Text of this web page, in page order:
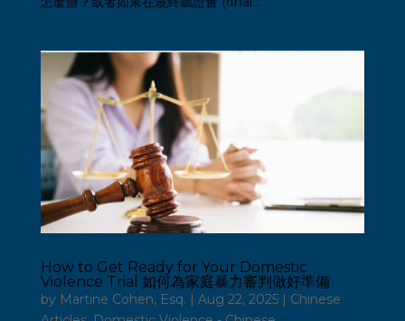
How to Get Ready for Your Domestic
Violence Trial 如何為家庭暴力審判做好準備
by Martine Cohen, Esq. | Aug 22, 2025| Chinese